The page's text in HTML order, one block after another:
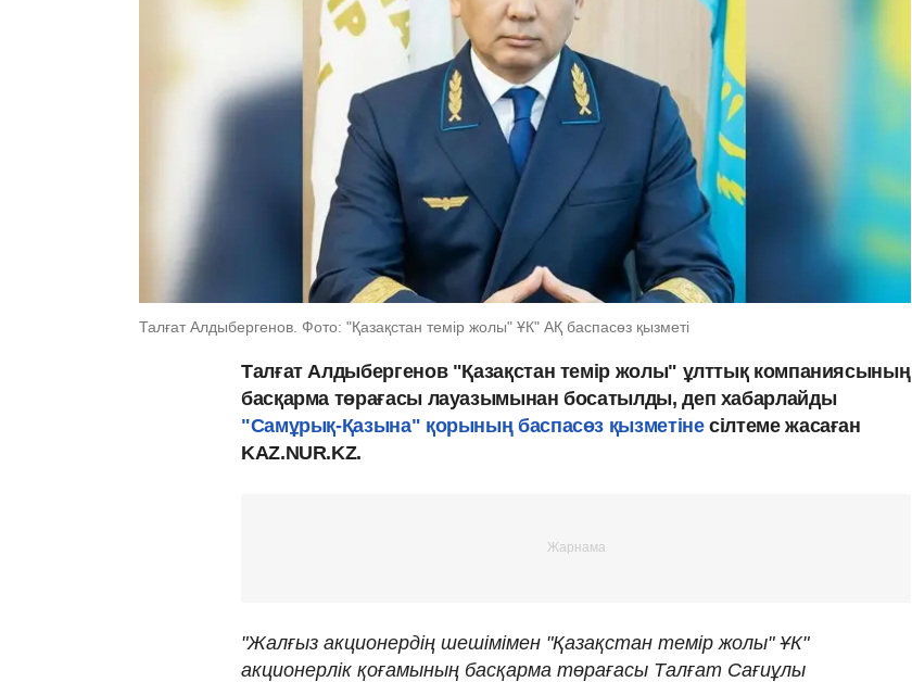
Талғат Алдыбергенов. Фото: "Қазақстан темір жолы" ҰК" АҚ баспасөз қызметі
Талғат Алдыбергенов "Қазақстан темір жолы" ұлттық компаниясының
басқарма төрағасы лауазымынан босатылды, деп хабарлайды
"Самұрық-Қазына" қорының баспасөз қызметінесілтеме жасаған
KAZ.NUR.KZ.
"Жалғыз акционердің шешімімен "Қазақстан темір жолы" ҰК"
акционерлік қоғамының басқарма төрағасы Талғат Сағиұлы